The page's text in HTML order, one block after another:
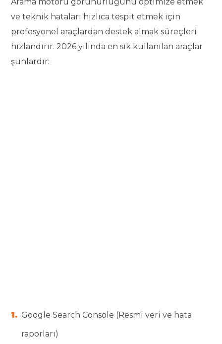
Arama motoru görünürlüğünü optimize etmek
ve teknik hataları hızlıca tespit etmek için
profesyonel araçlardan destek almak süreçleri
hızlandırır. 2026 yılında en sık kullanılan araçlar
şunlardır:
Google Search Console (Resmi veri ve hata
raporları)